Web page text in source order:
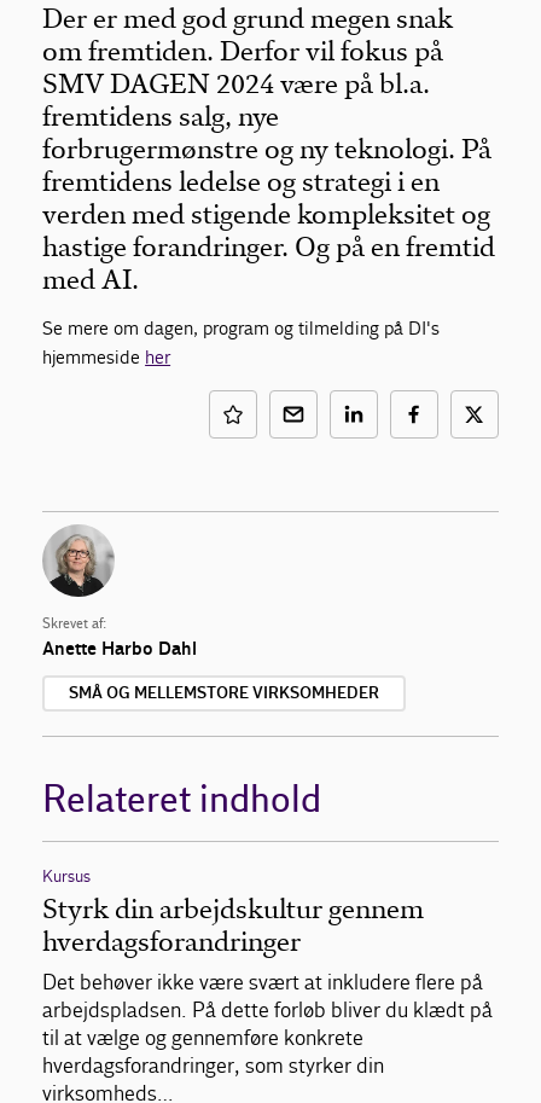
Der er med god grund megen snak
om fremtiden. Derfor vil fokus på
SMV DAGEN 2024 være på bl.a.
fremtidens salg, nye
forbrugermønstre og ny teknologi. På
fremtidens ledelse og strategi i en
verden med stigende kompleksitet og
hastige forandringer. Og på en fremtid
med AI.
Se mere om dagen, program og tilmelding på DI's
hjemmeside her
Skrevet af:
Anette Harbo Dahl
SMÅ OG MELLEMSTORE VIRKSOMHEDER
Relateret indhold
Kursus
Styrk din arbejdskultur gennem
hverdagsforandringer
Det behøver ikke være svært at inkludere flere på
arbejdspladsen. På dette forløb bliver du klædt på
til at vælge og gennemføre konkrete
hverdagsforandringer, som styrker din
virksomheds…